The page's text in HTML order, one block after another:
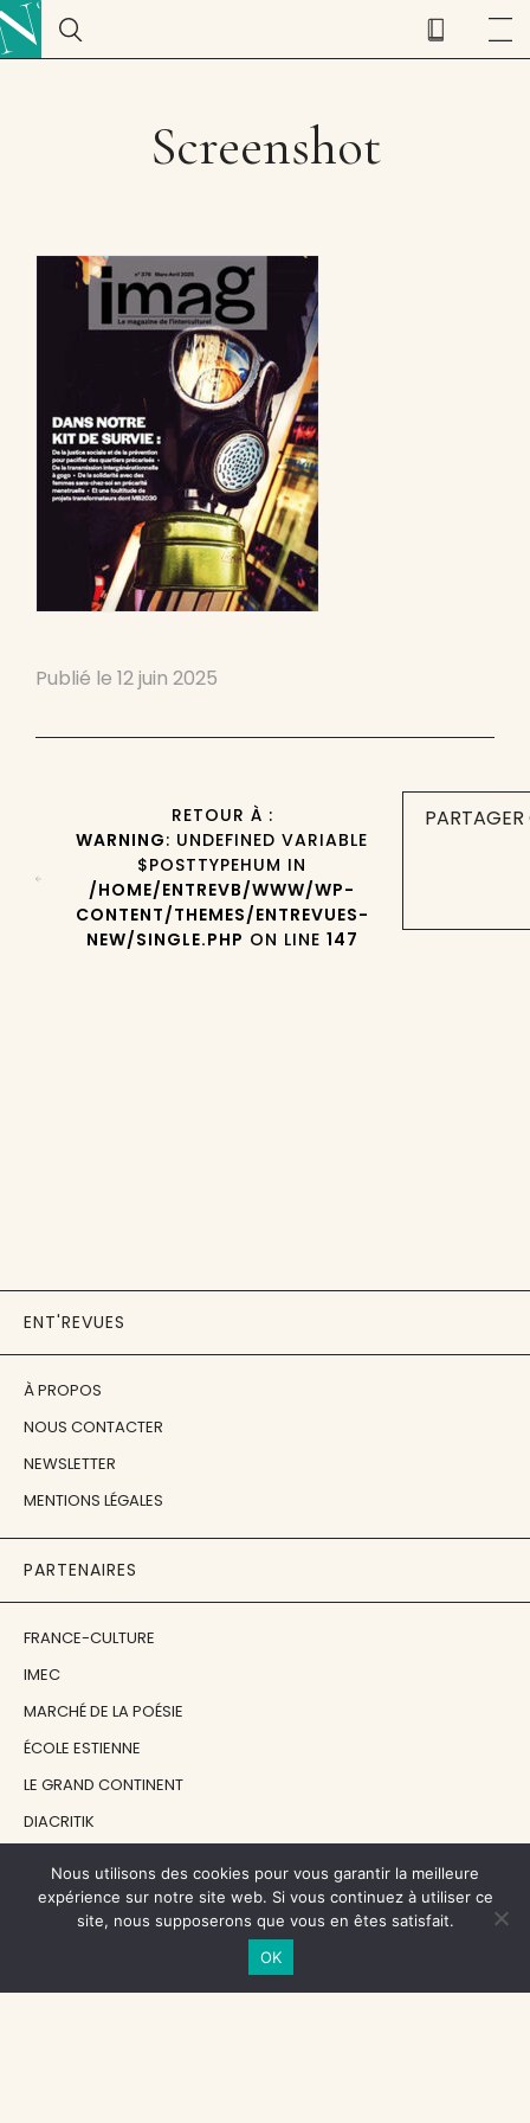
Screenshot
Publié le 12 juin 2025
RETOUR À :
WARNING: UNDEFINED VARIABLE
$POSTTYPEHUM IN
/HOME/ENTREVB/WWW/WP-
CONTENT/THEMES/ENTREVUES-
NEW/SINGLE.PHP ON LINE 147
ENT'REVUES
À PROPOS
NOUS CONTACTER
NEWSLETTER
MENTIONS LÉGALES
PARTENAIRES
FRANCE-CULTURE
IMEC
MARCHÉ DE LA POÉSIE
ÉCOLE ESTIENNE
LE GRAND CONTINENT
DIACRITIK
NOS SOUTIENS
CENTRE NATIONAL DU LIVRE
Nous utilisons des cookies pour vous garantir la meilleure
expérience sur notre site web. Si vous continuez à utiliser ce
site, nous supposerons que vous en êtes satisfait.
OK